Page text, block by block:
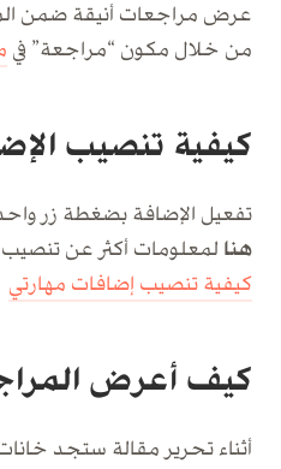
عرض مراجعات أنيقة ضمن
من خلال مكون “مراجعة” في
كيفية تنصيب
تفعيل الإضافة بضغطة زر
هنا لمعلومات أكثر عن
كيفية تنصيب إضافات مهارتي
كيف أعرض
أثناء تحرير مقالة ستجد